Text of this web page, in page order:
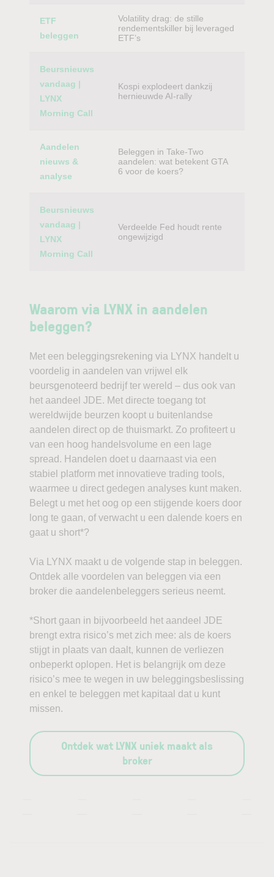
ETF
beleggen
Volatility drag: de stille
rendementskiller bij leveraged
ETF’s
Beursnieuws
vandaag |
LYNX
Morning Call
Kospi explodeert dankzij
hernieuwde AI-rally
Aandelen
nieuws &
analyse
Beleggen in Take-Two
aandelen: wat betekent GTA
6 voor de koers?
Beursnieuws
vandaag |
LYNX
Morning Call
Verdeelde Fed houdt rente
ongewijzigd
Waarom via LYNX in aandelen
beleggen?
Met een beleggingsrekening via LYNX handelt u
voordelig in aandelen van vrijwel elk
beursgenoteerd bedrijf ter wereld – dus ook van
het aandeel JDE. Met directe toegang tot
wereldwijde beurzen koopt u buitenlandse
aandelen direct op de thuismarkt. Zo profiteert u
van een hoog handelsvolume en een lage
spread. Handelen doet u daarnaast via een
stabiel platform met innovatieve trading tools,
waarmee u direct gedegen analyses kunt maken.
Belegt u met het oog op een stijgende koers door
long te gaan, of verwacht u een dalende koers en
gaat u short*?
Via LYNX maakt u de volgende stap in beleggen.
Ontdek alle voordelen van beleggen via een
broker die aandelenbeleggers serieus neemt.
*Short gaan in bijvoorbeeld het aandeel JDE
brengt extra risico’s met zich mee: als de koers
stijgt in plaats van daalt, kunnen de verliezen
onbeperkt oplopen. Het is belangrijk om deze
risico’s mee te wegen in uw beleggingsbeslissing
en enkel te beleggen met kapitaal dat u kunt
missen.
Ontdek wat LYNX uniek maakt als
broker